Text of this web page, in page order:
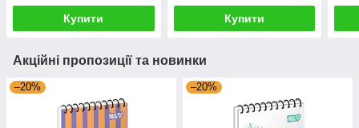
Купити Купити
Акційні пропозиції та новинки
–20% –20%